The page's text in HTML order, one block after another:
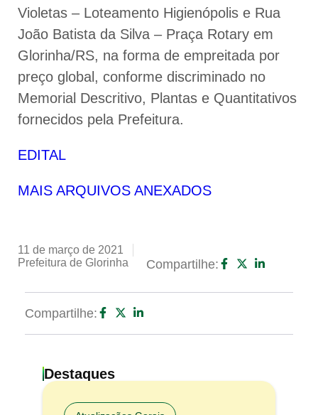
Violetas – Loteamento Higienópolis e Rua
João Batista da Silva – Praça Rotary em
Glorinha/RS, na forma de empreitada por
preço global, conforme discriminado no
Memorial Descritivo, Plantas e Quantitativos
fornecidos pela Prefeitura.
EDITAL
MAIS ARQUIVOS ANEXADOS
11 de março de 2021
Prefeitura de Glorinha
Compartilhe:
Compartilhe:
Destaques